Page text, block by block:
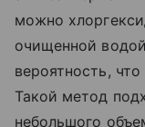
можно
очищенной
вероятность,
Такой метод
небольшого